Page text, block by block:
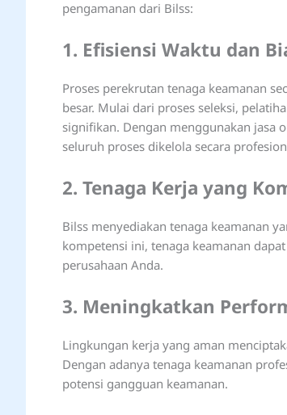
pengamanan dari Bilss:
1. Efisiensi Waktu dan
Proses perekrutan tenaga keamanan
besar. Mulai dari proses seleksi,
signifikan. Dengan menggunakan jasa
seluruh proses dikelola secara
2. Tenaga Kerja yang
Bilss menyediakan tenaga keamanan
kompetensi ini, tenaga keamanan
perusahaan Anda.
3. Meningkatkan
Lingkungan kerja yang aman
Dengan adanya tenaga keamanan
potensi gangguan keamanan.